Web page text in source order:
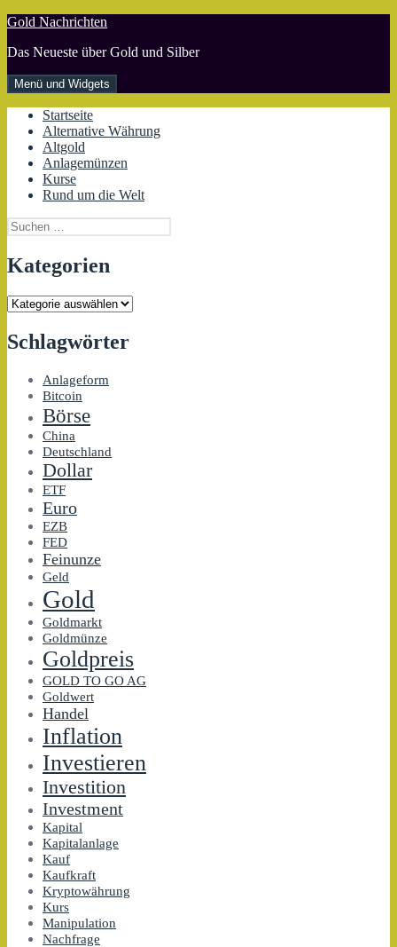
Zum
springen
Gold Nachrichten
Das Neueste über Gold und Silber
Menü und Widgets
Startseite
Alternative Währung
Altgold
Anlagemünzen
Kurse
Rund um die Welt
Suchen
nach:
Kategorien
Kategorien
Schlagwörter
Anlageform
Bitcoin
Börse
China
Deutschland
Dollar
ETF
Euro
EZB
FED
Feinunze
Geld
Gold
Goldmarkt
Goldmünze
Goldpreis
GOLD TO GO AG
Goldwert
Handel
Inflation
Investieren
Investition
Investment
Kapital
Kapitalanlage
Kauf
Kaufkraft
Kryptowährung
Kurs
Manipulation
Nachfrage